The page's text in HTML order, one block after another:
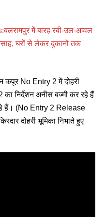
में बारह रबी-उल-अव्वल
घरों से लेकर दुकानों तक
कपूर No Entry 2 में दोहरी
निर्देशन अनीस बज्मी कर रहे हैं
रहे हैं। (No Entry 2 Release
दोहरी भूमिका निभाते हुए